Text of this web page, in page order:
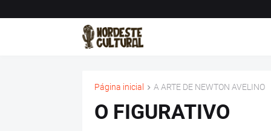
Página inicial A ARTE DE NEWTON AVELINO
O FIGURATIVO